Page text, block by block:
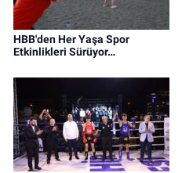
HBB'den Her Yaşa Spor
Etkinlikleri Sürüyor…